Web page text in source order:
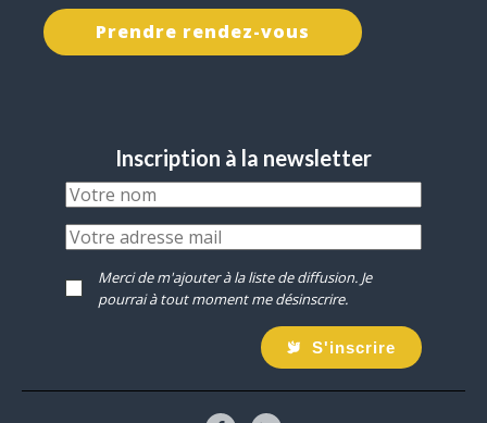
Prendre rendez-vous
Inscription à la newsletter
Merci de m'ajouter à la liste de diffusion. Je
pourrai à tout moment me désinscrire.
S'inscrire